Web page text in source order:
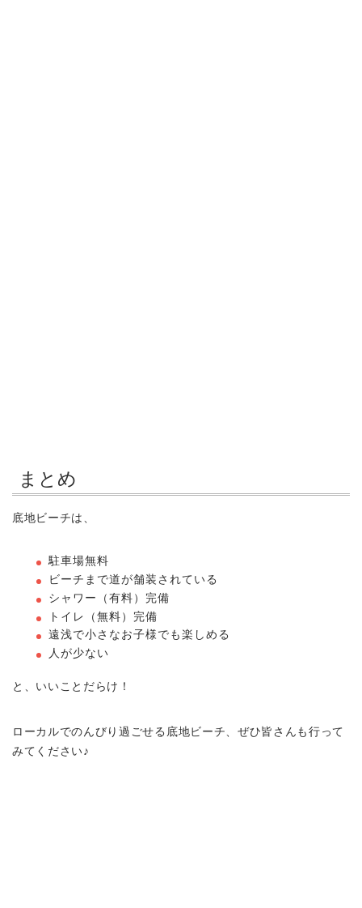
まとめ
底地ビーチは、
駐車場無料
ビーチまで道が舗装されている
シャワー（有料）完備
トイレ（無料）完備
遠浅で小さなお子様でも楽しめる
人が少ない
と、いいことだらけ！
ローカルでのんびり過ごせる底地ビーチ、ぜひ皆さんも行って
みてください♪